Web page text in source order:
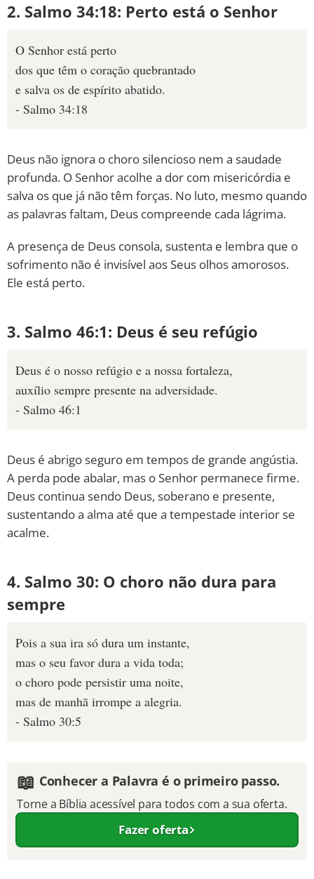
2. Salmo 34:18: Perto está o Senhor
O Senhor está perto
dos que têm o coração quebrantado
e salva os de espírito abatido.
- Salmo 34:18
Deus não ignora o choro silencioso nem a saudade
profunda. O Senhor acolhe a dor com misericórdia e
salva os que já não têm forças. No luto, mesmo quando
as palavras faltam, Deus compreende cada lágrima.
A presença de Deus consola, sustenta e lembra que o
sofrimento não é invisível aos Seus olhos amorosos.
Ele está perto.
3. Salmo 46:1: Deus é seu refúgio
Deus é o nosso refúgio e a nossa fortaleza,
auxílio sempre presente na adversidade.
- Salmo 46:1
Deus é abrigo seguro em tempos de grande angústia.
A perda pode abalar, mas o Senhor permanece firme.
Deus continua sendo Deus, soberano e presente,
sustentando a alma até que a tempestade interior se
acalme.
4. Salmo 30: O choro não dura para
sempre
Pois a sua ira só dura um instante,
mas o seu favor dura a vida toda;
o choro pode persistir uma noite,
mas de manhã irrompe a alegria.
- Salmo 30:5
📖 Conhecer a Palavra é o primeiro passo.
Torne a Bíblia acessível para todos com a sua oferta.
Fazer oferta